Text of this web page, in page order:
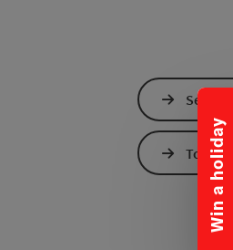
Win a holiday
Send
To the